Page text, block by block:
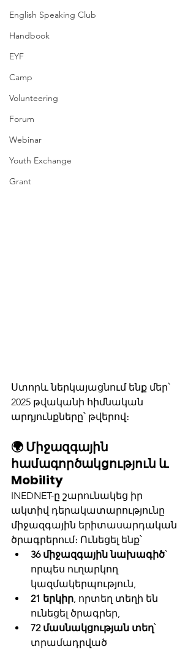
English Speaking Club
Handbook
EYF
Camp
Volunteering
Forum
Webinar
Youth Exchange
Grant
Ստորև ներկայացնում ենք մեր՝
2025 թվականի հիմնական
արդյունքները՝ թվերով։
🌍 Միջազգային
համագործակցություն և
Mobility
INEDNET-ը շարունակեց իր
ակտիվ դերակատարությունը
միջազգային երիտասարդական
ծրագրերում։ Ունեցել ենք՝
36 միջազգային նախագիծ՝
որպես ուղարկող
կազմակերպություն,
21 երկիր, որտեղ տեղի են
ունեցել ծրագրեր,
72 մասնակցության տեղ՝
տրամադրված